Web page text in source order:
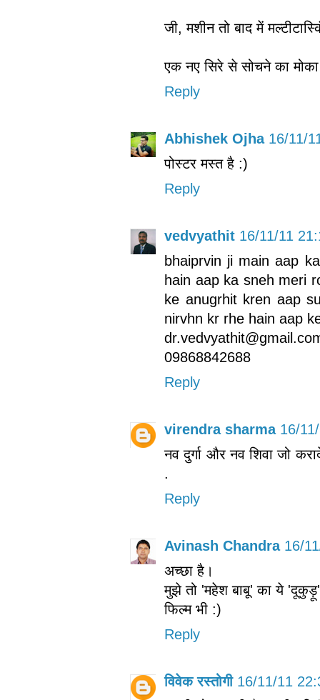
जी, मशीन तो बाद में
एक नए सिरे से सोचने का मोका
Reply
Abhishek Ojha 16/11/
पोस्टर मस्त है :)
Reply
vedvyathit 16/11/11
bhaiprvin ji main aap
hain aap ka sneh meri
ke anugrhit kren aap
nirvhn kr rhe hain aap
09868842688
Reply
virendra sharma 16/
नव दुर्गा और नव शिवा जो
.
Reply
Avinash Chandra 16/
अच्छा है।
मुझे तो 'महेश बाबू' का ये
फिल्म भी :)
Reply
विवेक रस्तोगी 16/11/11